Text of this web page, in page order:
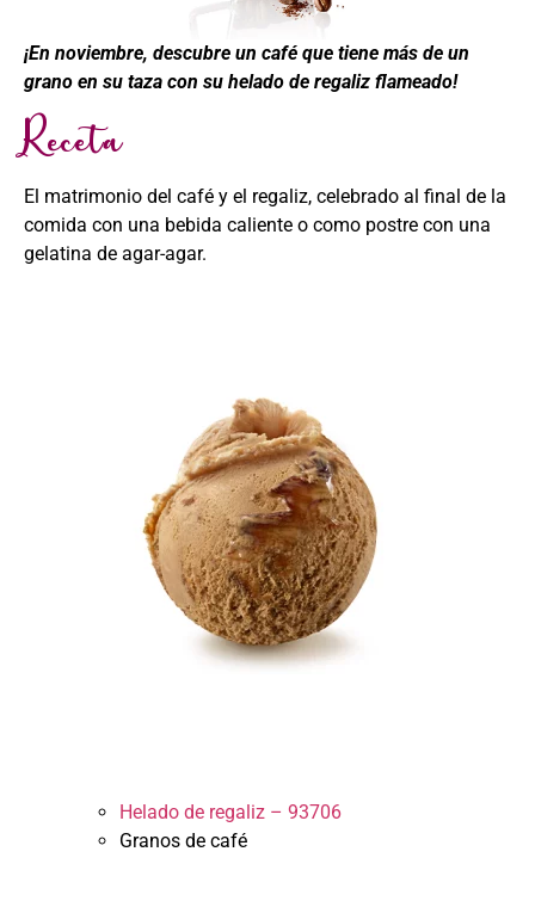
¡En noviembre, descubre un café que tiene más de un
grano en su taza con su helado de regaliz flameado!
Receta
El matrimonio del café y el regaliz, celebrado al final de la
comida con una bebida caliente o como postre con una
gelatina de agar-agar.
Helado de regaliz – 93706
Granos de café